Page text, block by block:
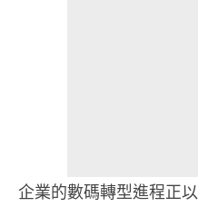
企業的數碼轉型進程正